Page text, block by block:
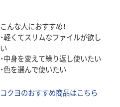
こんな人におすすめ！
・軽くてスリムなファイルが欲し
い
・中身を変えて繰り返し使いたい
・色を選んで使いたい
コクヨのおすすめ商品はこちら